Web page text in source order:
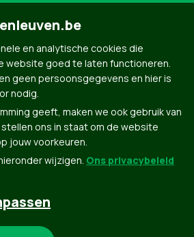
en analytische cookies die
website goed te laten functioneren.
geen persoonsgegevens en hier is
nodig.
geeft, maken we ook gebruik van
ons in staat om de website
jouw voorkeuren.
wijzigen. Ons privacybeleid